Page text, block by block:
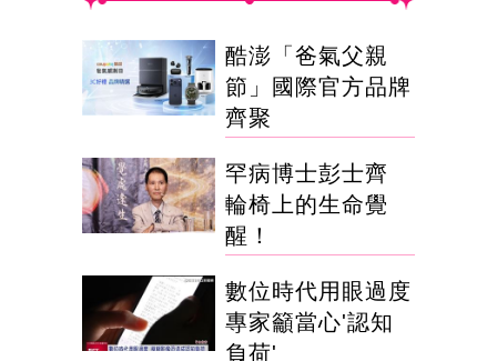
酷澎「爸氣父親
節」國際官方品牌
齊聚
罕病博士彭士齊
輪椅上的生命覺
醒！
數位時代用眼過度
專家籲當心'認知
負荷'